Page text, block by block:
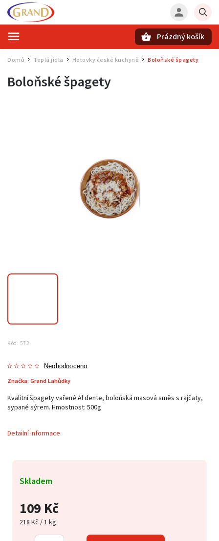
Prázdný košík
Domů / Teplá jídla Hotovky české kuchyně / Boloňské špagety
Boloňské špagety
Kód: 572
Neohodnoceno
Značka: Grand Lahůdky
109 Kč
218 Kč / 1 kg
Skladem
Kvalitní špagety vařené Al dente, boloňská masová směs s rajčaty,
sypané sýrem. Hmostnost: 500g
Detailní informace